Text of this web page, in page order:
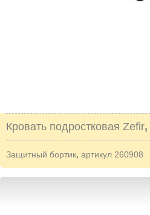
Кровать подростковая Zefir,
Защитный бортик, артикул 260908